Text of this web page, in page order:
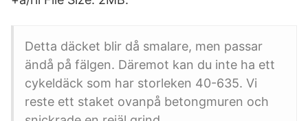
Detta däcket blir då smalare, men passar
ändå på fälgen. Däremot kan du inte ha ett
cykeldäck som har storleken 40-635. Vi
reste ett staket ovanpå betongmuren och